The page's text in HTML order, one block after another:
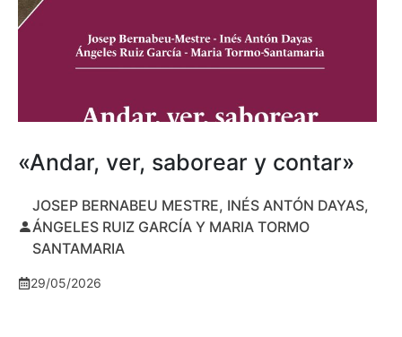
«Andar, ver, saborear y contar»
JOSEP BERNABEU MESTRE, INÉS ANTÓN DAYAS,
ÁNGELES RUIZ GARCÍA Y MARIA TORMO
SANTAMARIA
29/05/2026